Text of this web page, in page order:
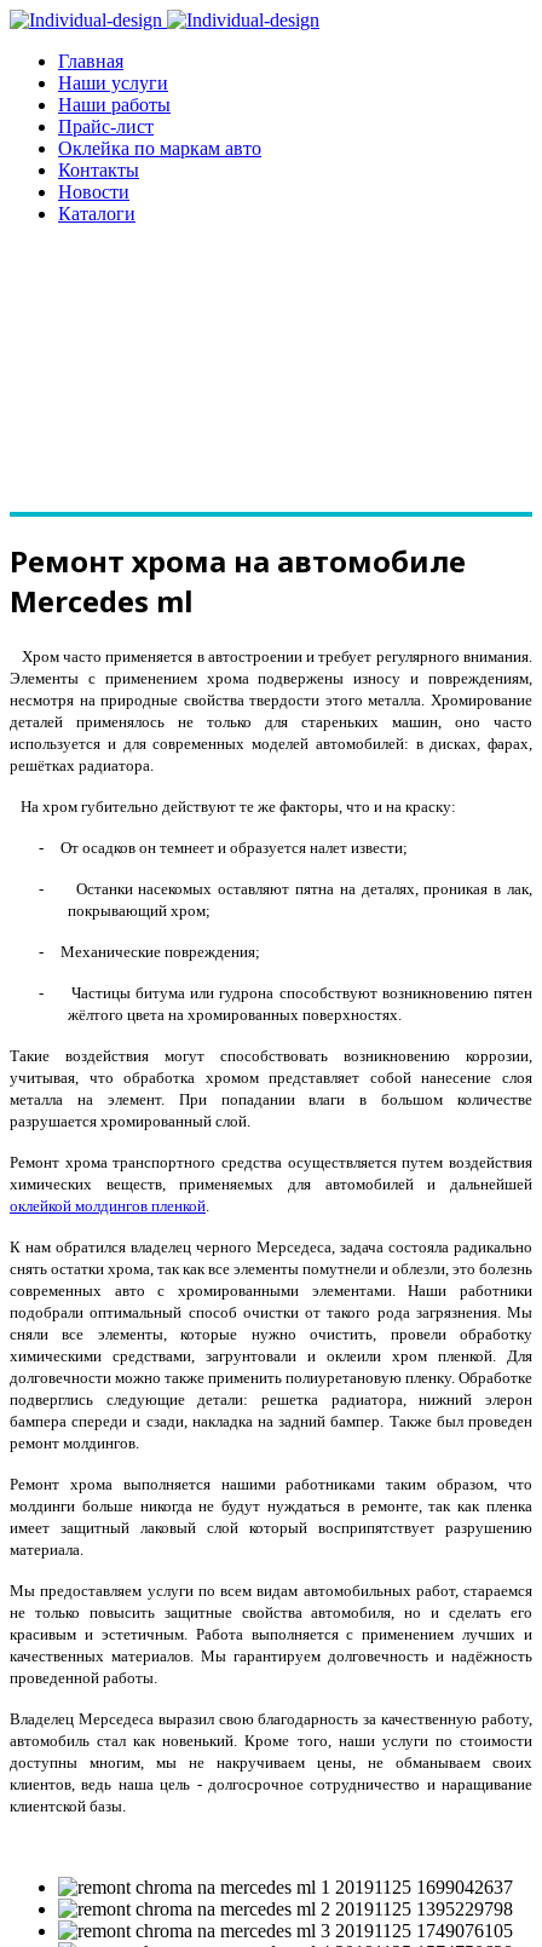
Главная
Наши услуги
Наши работы
Прайс-лист
Оклейка по маркам авто
Контакты
Новости
Каталоги
Ремонт хрома на автомобиле
Mercedes ml
Хром часто применяется в автостроении и требует регулярного внимания.
Элементы с применением хрома подвержены износу и повреждениям,
несмотря на природные свойства твердости этого металла. Хромирование
деталей применялось не только для стареньких машин, оно часто
используется и для современных моделей автомобилей: в дисках, фарах,
решётках радиатора.
На хром губительно действуют те же факторы, что и на краску:
- От осадков он темнеет и образуется налет извести;
-
Останки насекомых оставляют пятна на деталях, проникая в лак,
покрывающий хром;
- Механические повреждения;
-
Частицы битума или гудрона способствуют возникновению пятен
жёлтого цвета на хромированных поверхностях.
Такие воздействия могут способствовать возникновению коррозии,
учитывая, что обработка хромом представляет собой нанесение слоя
металла на элемент. При попадании влаги в большом количестве
разрушается хромированный слой.
Ремонт хрома транспортного средства осуществляется путем воздействия
химических веществ, применяемых для автомобилей и дальнейшей
оклейкой молдингов пленкой.
К нам обратился владелец черного Мерседеса, задача состояла радикально
снять остатки хрома, так как все элементы помутнели и облезли, это болезнь
современных авто с хромированными элементами. Наши работники
подобрали оптимальный способ очистки от такого рода загрязнения. Мы
сняли все элементы, которые нужно очистить, провели обработку
химическими средствами, загрунтовали и оклеили хром пленкой. Для
долговечности можно также применить полиуретановую пленку. Обработке
подверглись следующие детали: решетка радиатора, нижний элерон
бампера спереди и сзади, накладка на задний бампер. Также был проведен
ремонт молдингов.
Ремонт хрома выполняется нашими работниками таким образом, что
молдинги больше никогда не будут нуждаться в ремонте, так как пленка
имеет защитный лаковый слой который восприпятствует разрушению
материала.
Мы предоставляем услуги по всем видам автомобильных работ, стараемся
не только повысить защитные свойства автомобиля, но и сделать его
красивым и эстетичным. Работа выполняется с применением лучших и
качественных материалов. Мы гарантируем долговечность и надёжность
проведенной работы.
Владелец Мерседеса выразил свою благодарность за качественную работу,
автомобиль стал как новенький. Кроме того, наши услуги по стоимости
доступны многим, мы не накручиваем цены, не обманываем своих
клиентов, ведь наша цель - долгосрочное сотрудничество и наращивание
клиентской базы.